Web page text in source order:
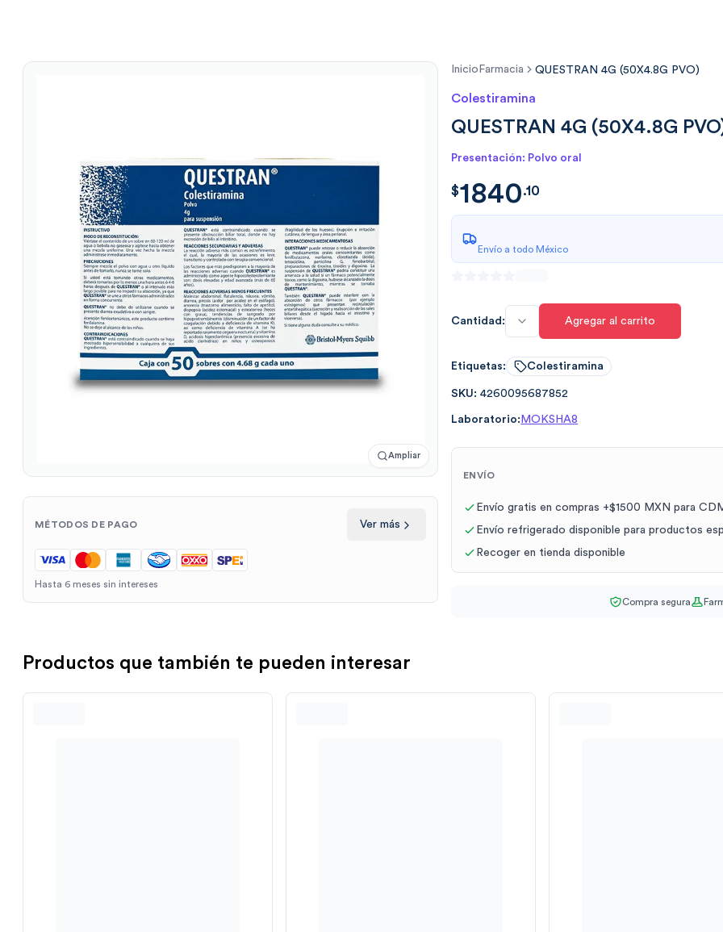
Ampliar
MÉTODOS DE PAGO Ver más
Hasta 6 meses sin intereses
Inicio Farmacia QUESTRAN 4G (50X4.8G PVO)
Colestiramina
QUESTRAN 4G (50X4.8G
Presentación: Polvo oral
$ 1840.1033
$1840.10
Envío a todo México
Cantidad: Agregar al carrito
Etiquetas: Colestiramina
SKU: 4260095687852
Laboratorio: MOKSHA8
ENVÍO
Envío gratis en compras +$1500 MXN para
Envío refrigerado disponible para productos
Recoger en tienda disponible
Compra segura
Productos que también te pueden interesar